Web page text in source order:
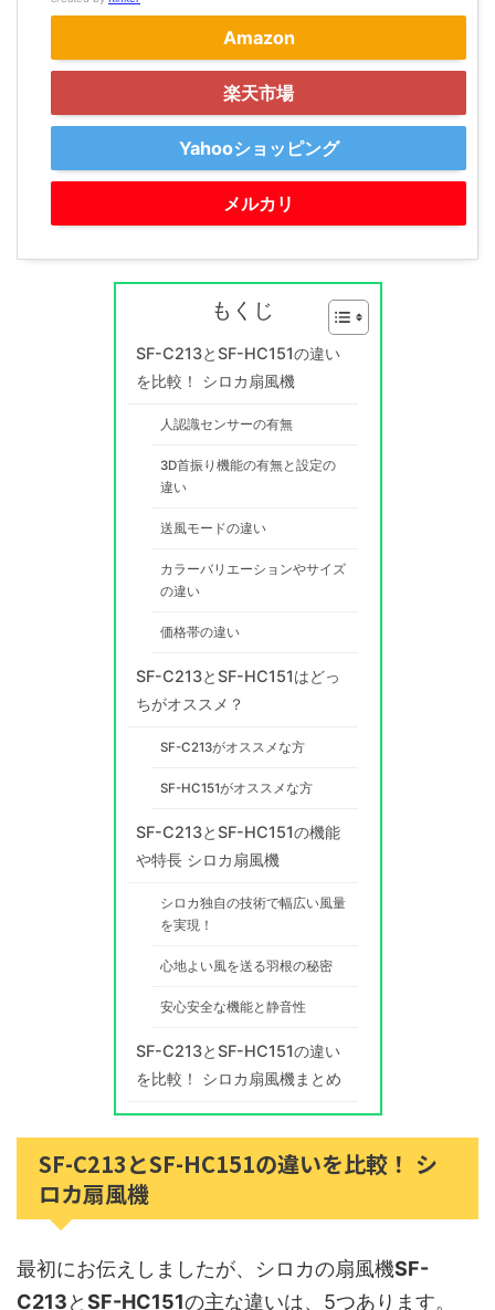
Amazon
楽天市場
Yahooショッピング
メルカリ
もくじ
SF-C213とSF-HC151の違い
を比較！ シロカ扇風機
人認識センサーの有無
3D首振り機能の有無と設定の
違い
送風モードの違い
カラーバリエーションやサイズ
の違い
価格帯の違い
SF-C213とSF-HC151はどっ
ちがオススメ？
SF-C213がオススメな方
SF-HC151がオススメな方
SF-C213とSF-HC151の機能
や特長 シロカ扇風機
シロカ独自の技術で幅広い風量
を実現！
心地よい風を送る羽根の秘密
安心安全な機能と静音性
SF-C213とSF-HC151の違い
を比較！ シロカ扇風機まとめ
SF-C213とSF-HC151の違いを比較！ シ
ロカ扇風機
最初にお伝えしましたが、シロカの扇風機SF-
C213とSF-HC151の主な違いは、5つあります。